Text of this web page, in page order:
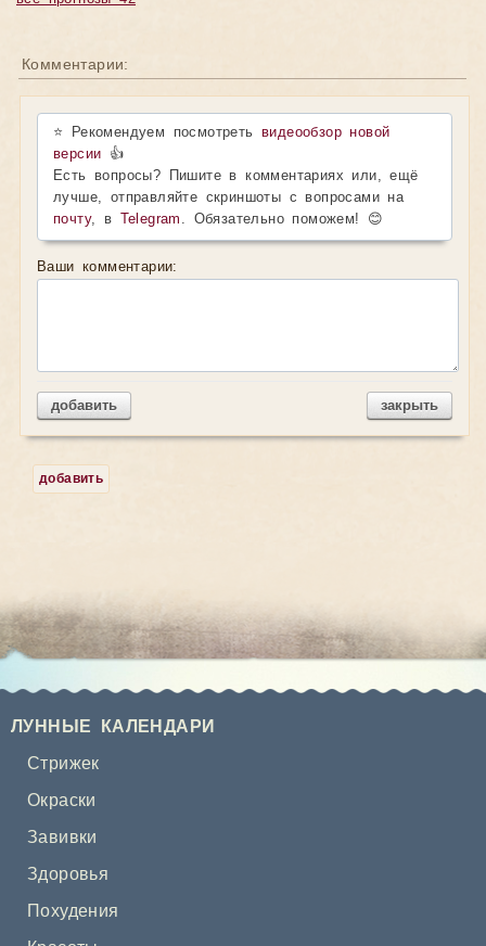
Комментарии:
⭐ Рекомендуем посмотретьвидеообзор новой
версии 👍
Есть вопросы? Пишите в комментариях или, ещё
лучше, отправляйте скриншоты с вопросами на
почту, в Telegram . Обязательно поможем! 😊
Ваши комментарии:
добавить закрыть
добавить
ЛУННЫЕ КАЛЕНДАРИ
Стрижек
Окраски
Завивки
Здоровья
Похудения